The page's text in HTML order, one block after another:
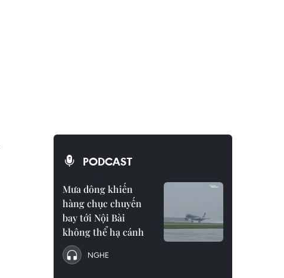
PODCAST
Mưa dông khiến
hàng chục chuyến
bay tới Nội Bài
không thể hạ cánh
NGHE